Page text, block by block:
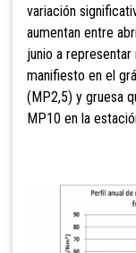
variación
aumentan entre
junio a
manifiesto en el
(MP2,5) y gruesa
MP10 en la